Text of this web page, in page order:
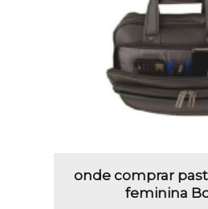
onde comprar
feminina